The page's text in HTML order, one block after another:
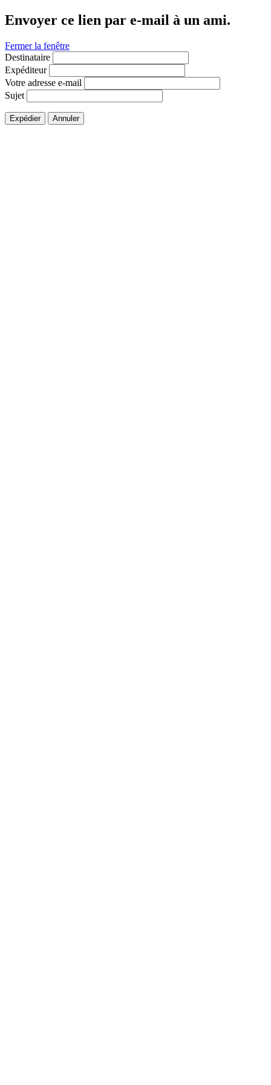
Envoyer ce lien par e-mail à un ami.
Fermer la fenêtre
Destinataire
Expéditeur
Votre adresse e-mail
Sujet
Expédier Annuler